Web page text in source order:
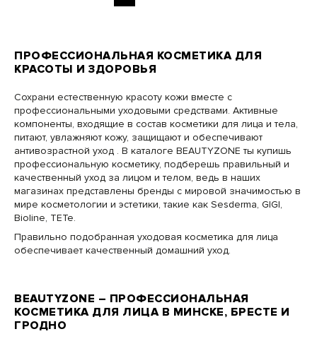
ПРОФЕССИОНАЛЬНАЯ КОСМЕТИКА ДЛЯ
КРАСОТЫ И ЗДОРОВЬЯ
Сохрани естественную красоту кожи вместе с
профессиональными уходовыми средствами. Активные
компоненты, входящие в состав косметики для лица и тела,
питают, увлажняют кожу, защищают и обеспечивают
антивозрастной уход . В каталоге BEAUTYZONE ты купишь
профессиональную косметику, подберешь правильный и
качественный уход за лицом и телом, ведь в наших
магазинах представлены бренды с мировой значимостью в
мире косметологии и эстетики, такие как Sesderma, GIGI,
Bioline, TETe.
Правильно подобранная уходовая косметика для лица
обеспечивает качественный домашний уход.
BEAUTYZONE – ПРОФЕССИОНАЛЬНАЯ
КОСМЕТИКА ДЛЯ ЛИЦА В МИНСКЕ, БРЕСТЕ И
ГРОДНО